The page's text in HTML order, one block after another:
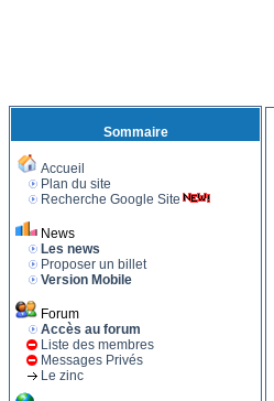
Sommaire
Accueil
Plan du site
Recherche Google Site
News
Les news
Proposer un billet
Version Mobile
Forum
Accès au forum
Liste des membres
Messages Privés
Le zinc